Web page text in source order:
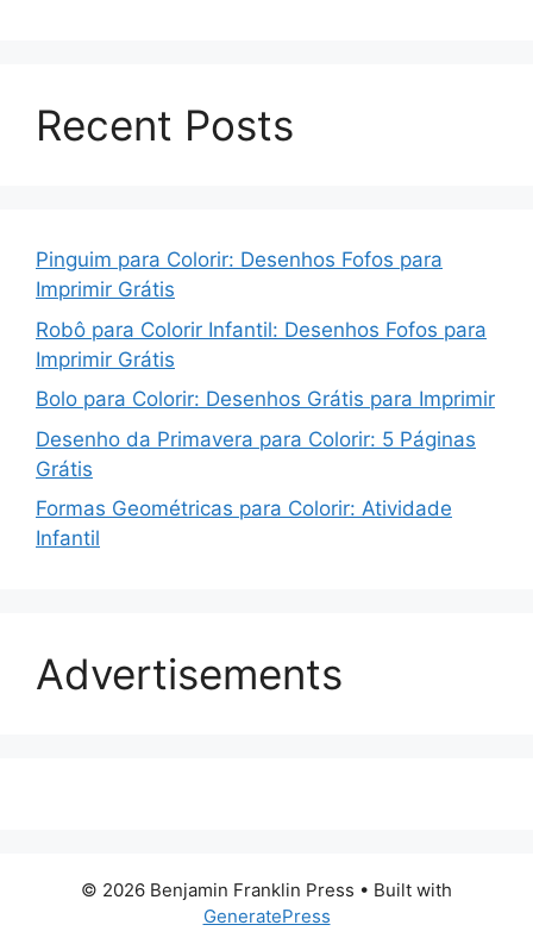
Recent Posts
Pinguim para Colorir: Desenhos Fofos para
Imprimir Grátis
Robô para Colorir Infantil: Desenhos Fofos para
Imprimir Grátis
Bolo para Colorir: Desenhos Grátis para Imprimir
Desenho da Primavera para Colorir: 5 Páginas
Grátis
Formas Geométricas para Colorir: Atividade
Infantil
Advertisements
© 2026 Benjamin Franklin Press • Built with
GeneratePress